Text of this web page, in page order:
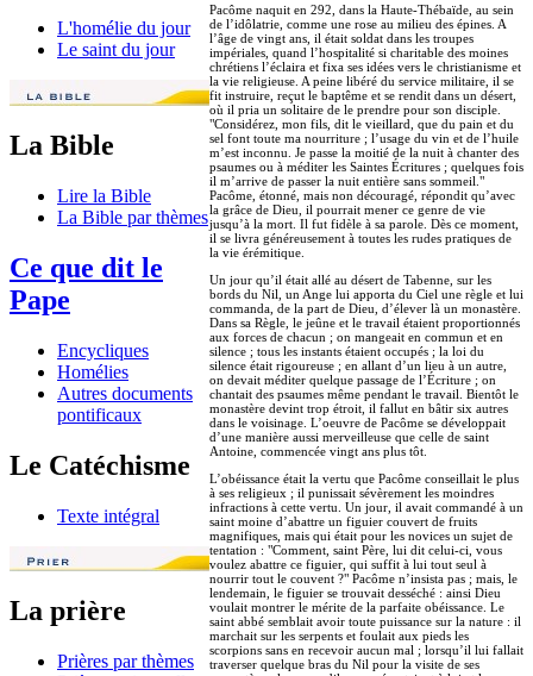
L'homélie du jour
Le saint du jour
La Bible
Lire la Bible
La Bible par thèmes
Ce que dit le
Pape
Encycliques
Homélies
Autres documents
pontificaux
Le Catéchisme
Texte intégral
La prière
Prières par thèmes
Pacôme naquit en 292, dans la Haute-Thébaïde, au sein
de l’idôlatrie, comme une rose au milieu des épines. A
l’âge de vingt ans, il était soldat dans les troupes
impériales, quand l’hospitalité si charitable des moines
chrétiens l’éclaira et fixa ses idées vers le christianisme et
la vie religieuse. A peine libéré du service militaire, il se
fit instruire, reçut le baptême et se rendit dans un désert,
où il pria un solitaire de le prendre pour son disciple.
"Considérez, mon fils, dit le vieillard, que du pain et du
sel font toute ma nourriture ; l’usage du vin et de l’huile
m’est inconnu. Je passe la moitié de la nuit à chanter des
psaumes ou à méditer les Saintes Écritures ; quelques fois
il m’arrive de passer la nuit entière sans sommeil."
Pacôme, étonné, mais non découragé, répondit qu’avec
la grâce de Dieu, il pourrait mener ce genre de vie
jusqu’à la mort. Il fut fidèle à sa parole. Dès ce moment,
il se livra généreusement à toutes les rudes pratiques de
la vie érémitique.
Un jour qu’il était allé au désert de Tabenne, sur les
bords du Nil, un Ange lui apporta du Ciel une règle et lui
commanda, de la part de Dieu, d’élever là un monastère.
Dans sa Règle, le jeûne et le travail étaient proportionnés
aux forces de chacun ; on mangeait en commun et en
silence ; tous les instants étaient occupés ; la loi du
silence était rigoureuse ; en allant d’un lieu à un autre,
on devait méditer quelque passage de l’Écriture ; on
chantait des psaumes même pendant le travail. Bientôt le
monastère devint trop étroit, il fallut en bâtir six autres
dans le voisinage. L’oeuvre de Pacôme se développait
d’une manière aussi merveilleuse que celle de saint
Antoine, commencée vingt ans plus tôt.
L’obéissance était la vertu que Pacôme conseillait le plus
à ses religieux ; il punissait sévèrement les moindres
infractions à cette vertu. Un jour, il avait commandé à un
saint moine d’abattre un figuier couvert de fruits
magnifiques, mais qui était pour les novices un sujet de
tentation : "Comment, saint Père, lui dit celui-ci, vous
voulez abattre ce figuier, qui suffit à lui tout seul à
nourrir tout le couvent ?" Pacôme n’insista pas ; mais, le
lendemain, le figuier se trouvait desséché : ainsi Dieu
voulait montrer le mérite de la parfaite obéissance. Le
saint abbé semblait avoir toute puissance sur la nature : il
marchait sur les serpents et foulait aux pieds les
scorpions sans en recevoir aucun mal ; lorsqu’il lui fallait
traverser quelque bras du Nil pour la visite de ses